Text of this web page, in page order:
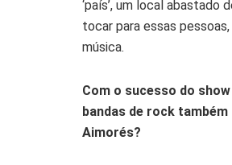
‘país’, um local
tocar para essas
música.
Com o sucesso do
bandas de rock
Aimorés?